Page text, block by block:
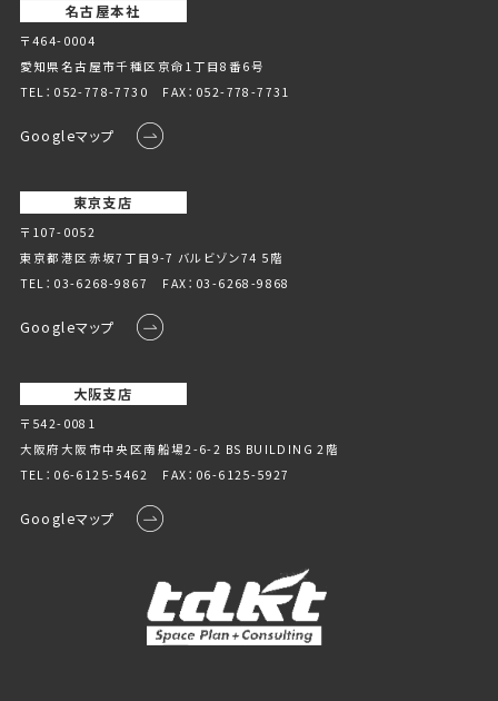
名古屋本社
〒464-0004
愛知県名古屋市千種区京命1丁⽬8番6号
TEL： 052-778-7730 FAX：052-778-7731
Googleマップ
東京支店
〒107-0052
東京都港区赤坂7丁目9-7 バルビゾン74 5階
TEL： 03-6268-9867 FAX：03-6268-9868
Googleマップ
大阪支店
〒542-0081
大阪府大阪市中央区南船場2-6-2 BS BUILDING 2階
TEL： 06-6125-5462 FAX：06-6125-5927
Googleマップ